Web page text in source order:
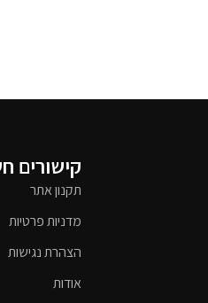
קישורים
תקנון אתר
מדניות פרטיות
הצהרת נגישות
אודות